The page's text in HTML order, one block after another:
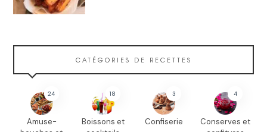
CATÉGORIES DE RECETTES
24
Amuse-
18
Boissons et
3
Confiserie
4
Conserves et